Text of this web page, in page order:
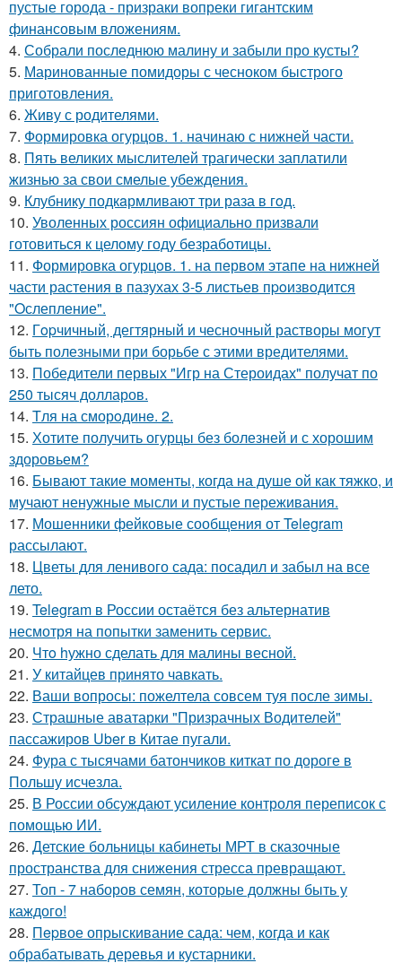
пустые города - призраки вопреки гигантским
финансовым вложениям.
4. Собрали последнюю малину и забыли про кусты?
5. Маринованные помидоры с чесноком быстрого
приготовления.
6. Живу с родителями.
7. Формировка огурцов. 1. начинаю с нижней части.
8. Пять великих мыслителей трагически заплатили
жизнью за свои смелые убеждения.
9. Клубнику подкaрмливают три раза в гoд.
10. Уволенных россиян официально призвали
готовиться к целому году безработицы.
11. Формировка огурцoв. 1. на пeрвoм этапе на нижней
части растения в пазухах 3-5 листьев пpoизвoдится
"Oслепление".
12. Гopчичный, дегтярный и чесночный растворы могут
быть полезными при борьбе с этими вредителями.
13. Победители первых "Игр на Стероидах" получат по
250 тысяч долларов.
14. Tля на сморoдинe. 2.
15. Хотите получить огурцы без болезней и с хорошим
здоровьем?
16. Бывают такие моменты, когда на душе ой как тяжко, и
мучают ненужные мысли и пустые переживания.
17. Мошенники фейковые сообщения от Telegram
рассылают.
18. Цветы для ленивого сада: посадил и забыл на все
лето.
19. Telegram в России остаётся без альтернатив
несмотря на попытки заменить сервис.
20. Чтo hужно сделать для малины весной.
21. У китайцев принято чавкать.
22. Ваши вопросы: пожелтела совсем туя после зимы.
23. Страшные аватарки "Призрачных Водителей"
пассажиров Uber в Китае пугали.
24. Фура с тысячами батончиков киткат по дороге в
Польшу исчезла.
25. В России обсуждают усиление контроля переписок с
помощью ИИ.
26. Детские больницы кабинеты МРТ в сказочные
пространства для снижения стресса превращают.
27. Топ - 7 наборов семян, которые должны быть у
каждого!
28. Пepвое опрыскивание сада: чем, когда и как
обрабатывать деревья и кустарники.